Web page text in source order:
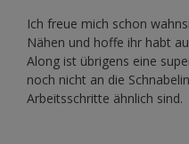
Ich freue mich schon
Nähen und hoffe ihr habt
Along ist übrigens eine
noch nicht an die
Arbeitsschritte ähnlich sind.